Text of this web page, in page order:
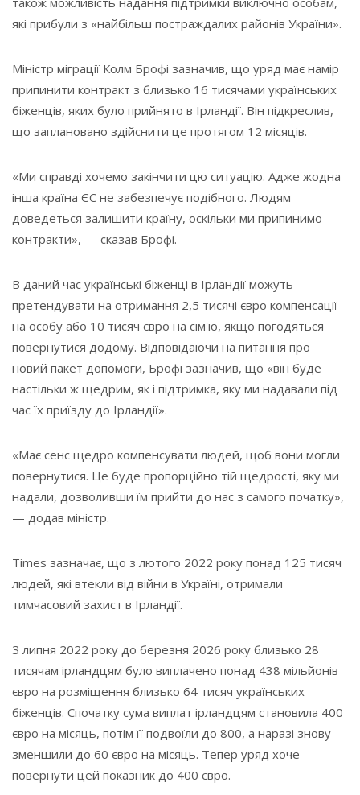
які прибули з «найбільш постраждалих районів України».
Міністр міграції Колм Брофі зазначив, що уряд має намір
припинити контракт з близько 16 тисячами українських
біженців, яких було прийнято в Ірландії. Він підкреслив,
що заплановано здійснити це протягом 12 місяців.
«Ми справді хочемо закінчити цю ситуацію. Адже жодна
інша країна ЄС не забезпечує подібного. Людям
доведеться залишити країну, оскільки ми припинимо
контракти», — сказав Брофі.
В даний час українські біженці в Ірландії можуть
претендувати на отримання 2,5 тисячі євро компенсації
на особу або 10 тисяч євро на сім'ю, якщо погодяться
повернутися додому. Відповідаючи на питання про
новий пакет допомоги, Брофі зазначив, що «він буде
настільки ж щедрим, як і підтримка, яку ми надавали під
час їх приїзду до Ірландії».
«Має сенс щедро компенсувати людей, щоб вони могли
повернутися. Це буде пропорційно тій щедрості, яку ми
надали, дозволивши їм прийти до нас з самого початку»,
— додав міністр.
Times зазначає, що з лютого 2022 року понад 125 тисяч
людей, які втекли від війни в Україні, отримали
тимчасовий захист в Ірландії.
З липня 2022 року до березня 2026 року близько 28
тисячам ірландцям було виплачено понад 438 мільйонів
євро на розміщення близько 64 тисяч українських
біженців. Спочатку сума виплат ірландцям становила 400
євро на місяць, потім її подвоїли до 800, а наразі знову
зменшили до 60 євро на місяць. Тепер уряд хоче
повернути цей показник до 400 євро.